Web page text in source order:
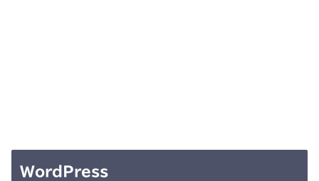
WordPress